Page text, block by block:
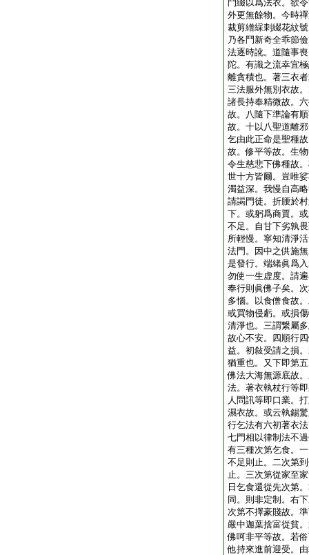
鬥綴以爲法衣。欲
外更無餘物。今時
裁剪繒綵刺綴花紋
乃各鬥新奇全乖節
法逐時訛。道隨事
陀。有識之流幸宜
離貪積也。著三衣
三法服外無別衣故
諸長持奉精微故。
故。八隨下準論有
故。十以八聖道離
乞由此正命是聖種
故。修平等故。生
令生慈悲下佛種故
世十方皆爾。豈唯
濁益深。我慢自高
請謁門徒。折腰於
下。或躬爲商賈。
不足。自甘下劣孰
所輕慢。寧知清淨
法門。因中之供施
是發行。端緒眞爲
勿使一生虚度。請
奉行則眞佛子矣。
多惱。以食僧食故
或買物侵虧。或損
清淨也。三謂繋屬
故心不安。四順行
益。初敍受請之損
猶重也。又下即第
佛法大海無源底故
法。著衣執杖行等
人問訊等即口業。
濕衣故。或云執錫
行乞法有六初著衣
七門相以律制法不
有三種次第乞食。
不足則止。二次第
止。三次第從家至
日乞食還從先次第
同。則非定制。右
次第不擇豪賤故。
嚴中迦葉捨富從貧
佛呵非平等故。若
他持來進前迎受。